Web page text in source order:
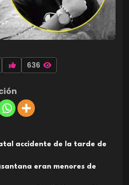
636
accidente de la tarde de
eran menores de